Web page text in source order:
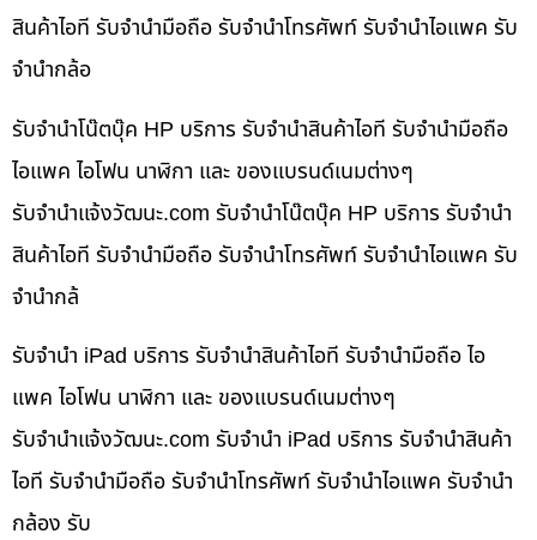
สินค้าไอที รับจำนำมือถือ รับจำนำโทรศัพท์ รับจำนำไอแพค รับ
จำนำกล้อ
รับจำนำโน๊ตบุ๊ค HP บริการ รับจำนำสินค้าไอที รับจำนำมือถือ
ไอแพค ไอโฟน นาฬิกา และ ของแบรนด์เนมต่างๆ
รับจํานําแจ้งวัฒนะ.com รับจำนำโน๊ตบุ๊ค HP บริการ รับจำนำ
สินค้าไอที รับจำนำมือถือ รับจำนำโทรศัพท์ รับจำนำไอแพค รับ
จำนำกล้
รับจำนำ iPad บริการ รับจำนำสินค้าไอที รับจำนำมือถือ ไอ
แพค ไอโฟน นาฬิกา และ ของแบรนด์เนมต่างๆ
รับจํานําแจ้งวัฒนะ.com รับจำนำ iPad บริการ รับจำนำสินค้า
ไอที รับจำนำมือถือ รับจำนำโทรศัพท์ รับจำนำไอแพค รับจำนำ
กล้อง รับ